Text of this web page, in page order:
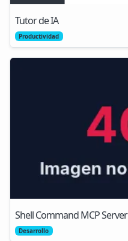
Tutor de IA
Productividad
Shell Command MCP Server
Desarrollo